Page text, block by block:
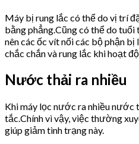
Máy bị rung lắc có thể do vị trí
bằng phẳng.Cũng có thể do tuổi
nên các ốc vít nối các bộ phận
chắc chắn và rung lắc khi hoạt
Nước thải ra nhiều
Khi máy lọc nước ra nhiều nước
tắc.Chính vì vậy, việc thường
giúp giảm tình trạng này.